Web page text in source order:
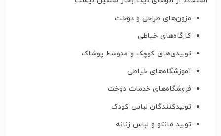
مزون‌های طراحی و دوخت
کارگاه‌های خیاطی
تولیدی‌های کوچک و متوسط پوشاک
آموزشگاه‌های خیاطی
فروشگاه‌های خدمات دوخت
تولیدکنندگان لباس کودک
تولید مانتو و لباس زنانه